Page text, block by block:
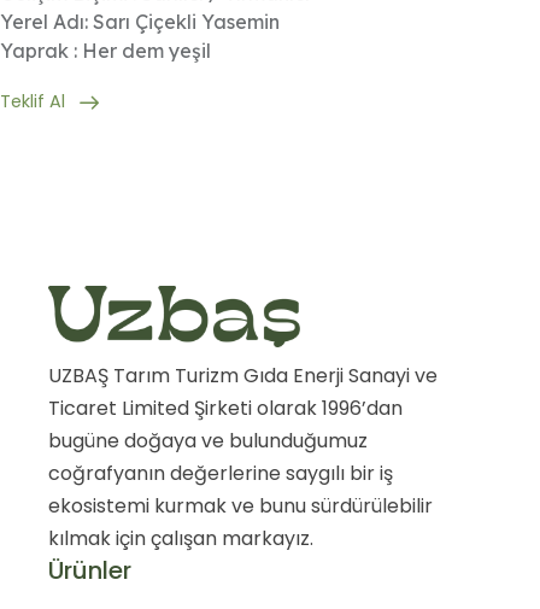
Yerel Adı: Sarı Çiçekli Yasemin
Yaprak : Her dem yeşil
Teklif Al
UZBAŞ Tarım Turizm Gıda Enerji Sanayi ve
Ticaret Limited Şirketi olarak 1996’dan
bugüne doğaya ve bulunduğumuz
coğrafyanın değerlerine saygılı bir iş
ekosistemi kurmak ve bunu sürdürülebilir
kılmak için çalışan markayız.
Ürünler